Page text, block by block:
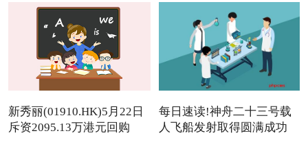
新秀丽(01910.HK)5月22日
斥资2095.13万港元回购
每日速读!神舟二十三号载
人飞船发射取得圆满成功